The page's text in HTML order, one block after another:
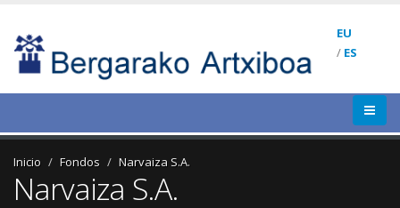
EU
/ ES
Inicio Fondos Narvaiza S.A.
Narvaiza S.A.